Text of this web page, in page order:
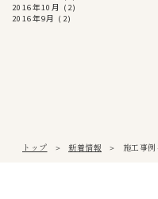
2016年10月 (2)
2016年9月 (2)
トップ 新着情報 施工事